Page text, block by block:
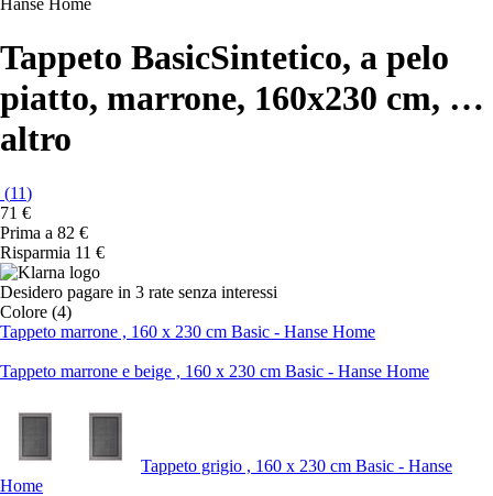
Hanse Home
Tappeto BasicSintetico, a pelo
piatto, marrone, 160x230 cm, …
altro
(11)
71 €
Prima a 82 €
Risparmia 11 €
Desidero pagare in 3 rate senza interessi
Colore (4)
Tappeto marrone , 160 x 230 cm Basic - Hanse Home
Tappeto marrone e beige , 160 x 230 cm Basic - Hanse Home
Tappeto grigio , 160 x 230 cm Basic - Hanse
Home